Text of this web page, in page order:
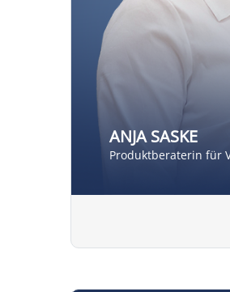
ANJA SASKE
Produktberaterin für